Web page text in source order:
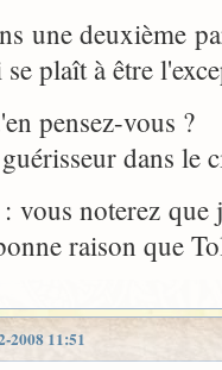
une deuxième
se plaît à être
pensez-vous ?
dans le
: vous noterez
raison que
2008 11:51